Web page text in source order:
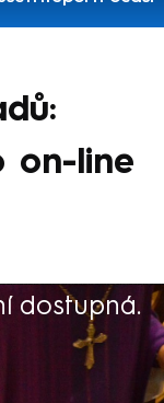
on-line
dostupná.